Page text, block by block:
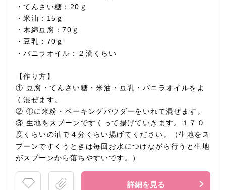
・てんさい糖：20ｇ
・米油：15ｇ
・木綿豆腐：70ｇ
・豆乳：70ｇ
・バニラオイル：２滴くらい
【作り方】
① 豆腐・てんさい糖・米油・豆乳・バニラオイルをよ
く混ぜます。
② ①に米粉・ベーキングパウダーをいれて混ぜます。
③ 生地をスプーンですくって揚げていきます。１７０
度くらいの油で４分くらい揚げてください。（生地をス
プーンですくうときは毎回お水につけながら行うと生地
がスプーンから落ちやすいです。）
詳細を見る